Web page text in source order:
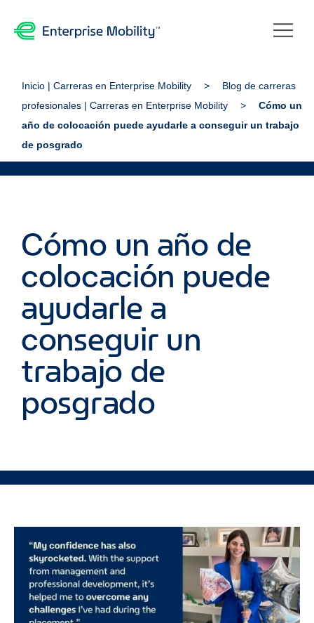
Inicio | Carreras en Enterprise Mobility
Blog de carreras
profesionales | Carreras en Enterprise Mobility
Cómo un
año de colocación puede ayudarle a conseguir un trabajo
de posgrado
Cómo un año de
colocación puede
ayudarle a
conseguir un
trabajo de
posgrado